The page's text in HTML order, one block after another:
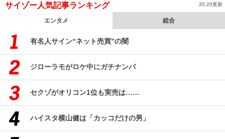
サイゾー人気記事ランキング 20:20更新
エンタメ 総合
有名人サイン“ネット売買”の闇
ジローラモがロケ中にガチナンパ
セクゾがオリコン1位も実売は……
ハイスタ横山健は「カッコだけの男」